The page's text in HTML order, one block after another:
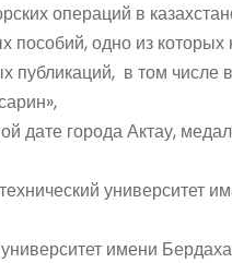
операций в
пособий, одно из
публикаций, в том
дате города Актау,
университет
имени Бердаха